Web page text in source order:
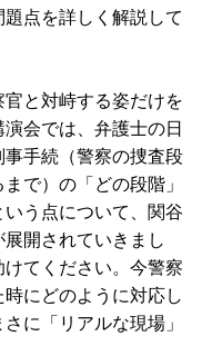
点を詳しく解説して
と対峙する姿だけを
会では、弁護士の日
手続（警察の捜査段
で）の「どの段階」
う点について、関谷
開されていきまし
てください。今警察
にどのように対応し
に「リアルな現場」